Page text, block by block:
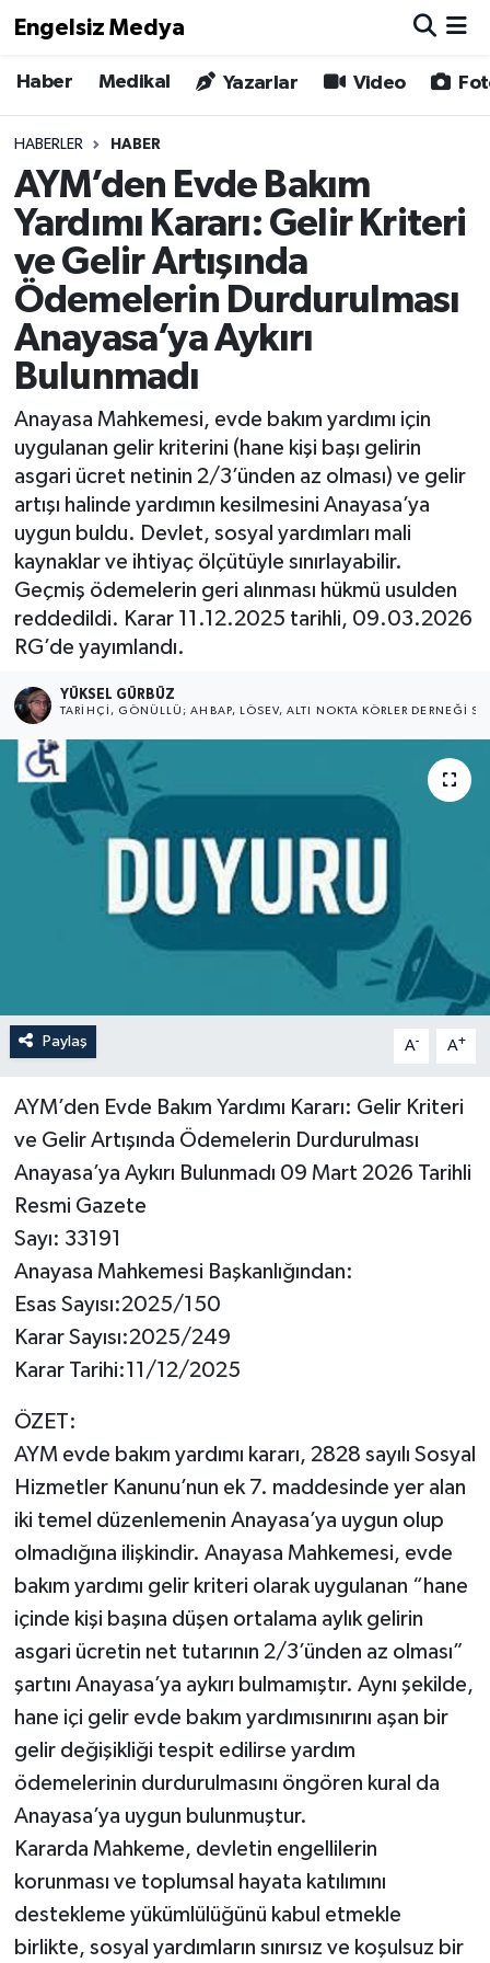
Engelsiz Medya
Haber Medikal Yazarlar Video
HABERLER HABER
AYM’den Evde Bakım
Yardımı Kararı: Gelir Kriteri
ve Gelir Artışında
Ödemelerin Durdurulması
Anayasa’ya Aykırı
Bulunmadı
Anayasa Mahkemesi, evde bakım yardımı için
uygulanan gelir kriterini (hane kişi başı gelirin
asgari ücret netinin 2/3’ünden az olması) ve gelir
artışı halinde yardımın kesilmesini Anayasa’ya
uygun buldu. Devlet, sosyal yardımları mali
kaynaklar ve ihtiyaç ölçütüyle sınırlayabilir.
Geçmiş ödemelerin geri alınması hükmü usulden
reddedildi. Karar 11.12.2025 tarihli, 09.03.2026
RG’de yayımlandı.
YÜKSEL GÜRBÜZ
TARIHÇI, GÖNÜLLÜ; AHBAP, LÖSEV, ALTI NOKTA KÖRLER DERNEĞI SA
Paylaş A- A+
AYM’den Evde Bakım Yardımı Kararı: Gelir Kriteri
ve Gelir Artışında Ödemelerin Durdurulması
Anayasa’ya Aykırı Bulunmadı 09 Mart 2026 Tarihli
Resmi Gazete
Sayı: 33191
Anayasa Mahkemesi Başkanlığından:
Esas Sayısı:2025/150
Karar Sayısı:2025/249
Karar Tarihi:11/12/2025
ÖZET:
AYM evde bakım yardımı kararı, 2828 sayılı Sosyal
Hizmetler Kanunu’nun ek 7. maddesinde yer alan
iki temel düzenlemenin Anayasa’ya uygun olup
olmadığına ilişkindir. Anayasa Mahkemesi, evde
bakım yardımı gelir kriteri olarak uygulanan “hane
içinde kişi başına düşen ortalama aylık gelirin
asgari ücretin net tutarının 2/3’ünden az olması”
şartını Anayasa’ya aykırı bulmamıştır. Aynı şekilde,
hane içi gelir evde bakım yardımısınırını aşan bir
gelir değişikliği tespit edilirse yardım
ödemelerinin durdurulmasını öngören kural da
Anayasa’ya uygun bulunmuştur.
Kararda Mahkeme, devletin engellilerin
korunması ve toplumsal hayata katılımını
destekleme yükümlülüğünü kabul etmekle
birlikte, sosyal yardımların sınırsız ve koşulsuz bir
Haber
Medikal
Yönetim Kurulu
Yazarlar
Biz Buradayız
Künye
İletişim
Gizlilik Sözleşmesi
Hava Durumu
Trafik Durumu
Süper Lig Puan Durumu ve Fikstür
Tüm Manşetler
Son Dakika Haberleri
Haber Arşivi